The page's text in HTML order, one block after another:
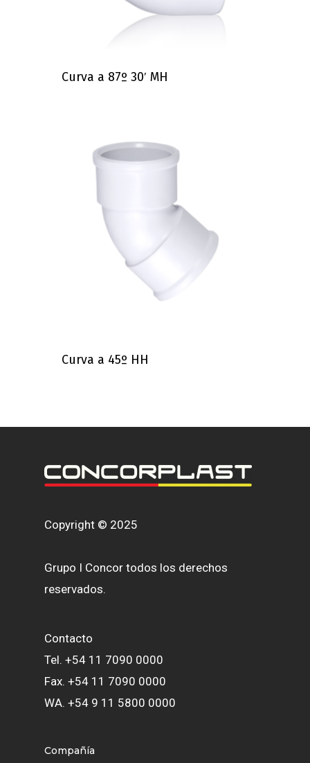
Curva a 87º 30′ MH
Curva a 45º HH
Copyright © 2025
Grupo I Concor todos los derechos
reservados.
Contacto
Tel. +54 11 7090 0000
Fax. +54 11 7090 0000
WA. +54 9 11 5800 0000
Compañía